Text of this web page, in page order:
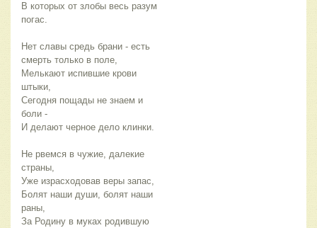
В которых от злобы весь разум
погас.
Нет славы средь брани - есть
смерть только в поле,
Мелькают испившие крови
штыки,
Сегодня пощады не знаем и
боли -
И делают черное дело клинки.
Не рвемся в чужие, далекие
страны,
Уже израсходовав веры запас,
Болят наши души, болят наши
раны,
За Родину в муках родившую